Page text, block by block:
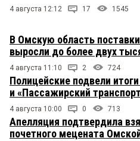
4 августа 12:12 17 1545
В Омскую область
выросли до более двух
4 августа 11:10 2 724
Полицейские подвели
и «Пассажирский
4 августа 10:00 0 713
Апелляция подтвердила
почетного мецената